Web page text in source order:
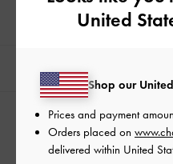
38
39
40
United
Shop our
Prices and payment
Orders placed on
delivered within United